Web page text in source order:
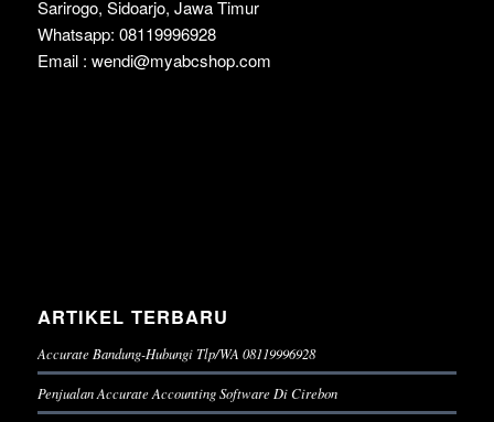
Sarirogo, Sidoarjo, Jawa Timur
Whatsapp: 08119996928
Email : wendi@myabcshop.com
ARTIKEL TERBARU
Accurate Bandung-Hubungi Tlp/WA 08119996928
Penjualan Accurate Accounting Software Di Cirebon